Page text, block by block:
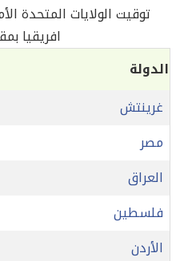
توقيت الولايات المتحدة
افريقيا بمقدار
الدولة
غرينتش
مصر
العراق
فلسطين
الأردن